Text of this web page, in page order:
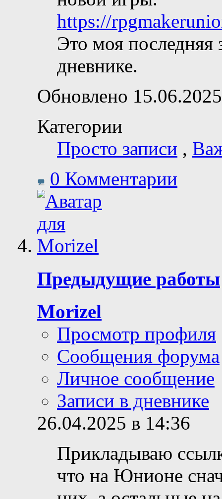
https://
Это моя последняя
дневнике.
Обновлено
Категории
Просто записи ,
0 Комментарии
Предыдущие работы
Morizel
Просмотр профиля
Сообщения форума
Личное сообщение
Записи в дневнике
26.04.2025 в 14:36
Прикладываю
что на Юнионе